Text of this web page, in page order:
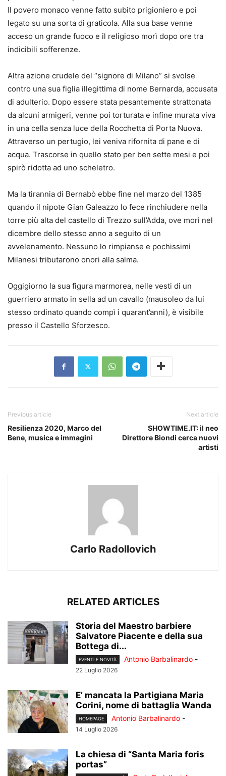
Il povero monaco venne fatto subito prigioniero e poi
legato su una sorta di graticola. Alla sua base venne
acceso un grande fuoco e il religioso morì dopo ore tra
indicibili sofferenze.
Altra azione crudele del “signore di Milano” si svolse
contro una sua figlia illegittima di nome Bernarda, accusata
di adulterio. Dopo essere stata pesantemente strattonata
da alcuni armigeri, venne poi torturata e infine murata viva
in una cella senza luce della Rocchetta di Porta Nuova.
Attraverso un pertugio, lei veniva rifornita di pane e di
acqua. Trascorse in quello stato per ben sette mesi e poi
spirò ridotta ad uno scheletro.
Ma la tirannia di Bernabò ebbe fine nel marzo del 1385
quando il nipote Gian Galeazzo lo fece rinchiudere nella
torre più alta del castello di Trezzo sull’Adda, ove morì nel
dicembre dello stesso anno a seguito di un
avvelenamento. Nessuno lo rimpianse e pochissimi
Milanesi tributarono onori alla salma.
Oggigiorno la sua figura marmorea, nelle vesti di un
guerriero armato in sella ad un cavallo (mausoleo da lui
stesso ordinato quando compì i quarant’anni), è visibile
presso il Castello Sforzesco.
Previous article
Resilienza 2020, Marco del
Bene, musica e immagini
Next article
SHOWTIME.IT: il neo
Direttore Biondi cerca nuovi
artisti
Carlo Radollovich
RELATED ARTICLES
Storia del Maestro barbiere
Salvatore Piacente e della sua
Bottega di...
EVENTI E NOVITÀ Antonio Barbalinardo -
22 Luglio 2026
E’ mancata la Partigiana Maria
Corini, nome di battaglia Wanda
HOMEPAGE Antonio Barbalinardo -
14 Luglio 2026
La chiesa di “Santa Maria foris
portas”